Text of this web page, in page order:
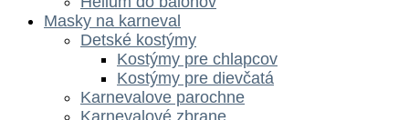
Masky na karneval
Detské kostýmy
Kostýmy pre chlapcov
Kostýmy pre dievčatá
Karnevalove parochne